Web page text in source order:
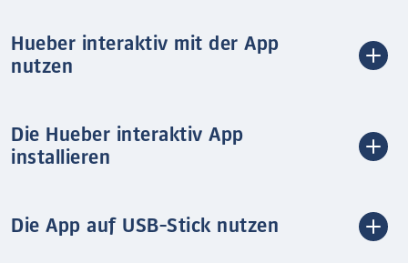
Hueber interaktiv mit der App
nutzen
Die Hueber interaktiv App
installieren
Die App auf USB-Stick nutzen